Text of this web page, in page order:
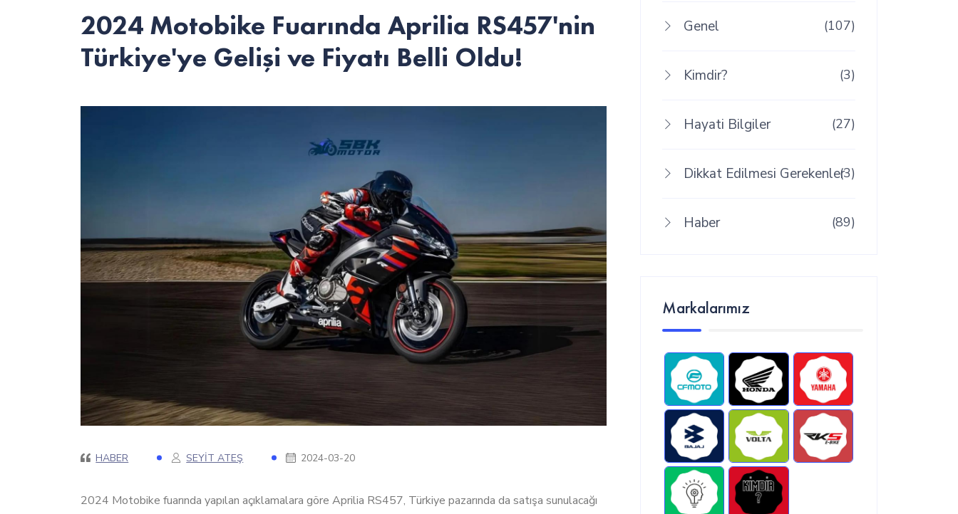
2024 Motobike Fuarında Aprilia RS457'nin
Türkiye'ye Gelişi ve Fiyatı Belli Oldu!
HABER SEYIT ATEŞ 2024-03-20
2024 Motobike fuarında yapılan açıklamalara göre Aprilia RS457, Türkiye pazarında da satışa sunulacağı
Genel (107)
Kimdir? (3)
Hayati Bilgiler (27)
Dikkat Edilmesi Gerekenler(3)
Haber (89)
Markalarımız